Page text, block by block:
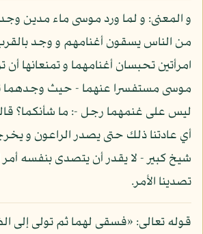
و المعنى: و لما ورد موسى ماء مدين
من الناس يسقون أغنامهم و وجد
امرأتين تحبسان أغنامهما و تمنعانها أن
موسى مستفسرا عنهما - حيث وجدهما
ليس على غنمهما رجل -: ما شأنكما؟
أي عادتنا ذلك حتى يصدر الراعون و
شيخ كبير - لا يقدر أن يتصدى بنفسه
تصدينا الأمر.
قوله تعالى: «فسقى لهما ثم تولى إلى